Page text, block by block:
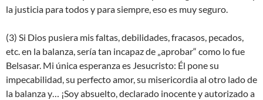
la justicia para todos y para siempre, eso es muy seguro.
(3) Si Dios pusiera mis faltas, debilidades, fracasos, pecados,
etc. en la balanza, sería tan incapaz de „aprobar“ como lo fue
Belsasar. Mi única esperanza es Jesucristo: Él pone su
impecabilidad, su perfecto amor, su misericordia al otro lado de
la balanza y… ¡Soy absuelto, declarado inocente y autorizado a